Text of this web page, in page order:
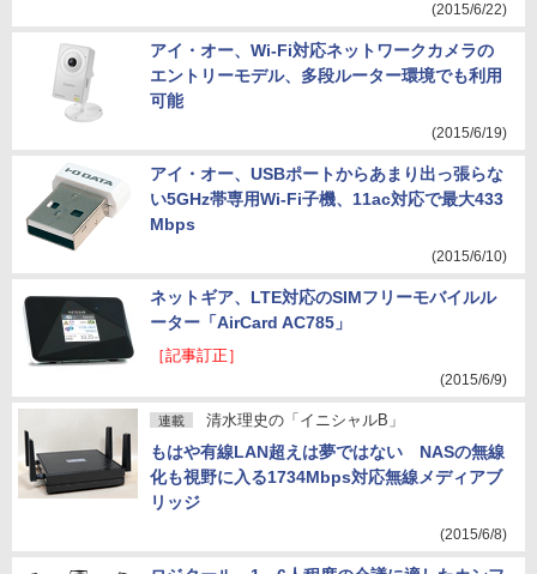
(2015/6/22)
アイ・オー、Wi-Fi対応ネットワークカメラの
エントリーモデル、多段ルーター環境でも利用
可能
(2015/6/19)
アイ・オー、USBポートからあまり出っ張らな
い5GHz帯専用Wi-Fi子機、11ac対応で最大433
Mbps
(2015/6/10)
ネットギア、LTE対応のSIMフリーモバイルル
ーター「AirCard AC785」
［記事訂正］
(2015/6/9)
連載 清水理史の「イニシャルB」
もはや有線LAN超えは夢ではない NASの無線
化も視野に入る1734Mbps対応無線メディアブ
リッジ
(2015/6/8)